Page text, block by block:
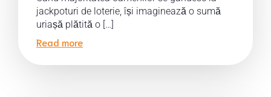
jackpoturi de loterie, își imaginează o sumă
uriașă plătită o […]
Read more